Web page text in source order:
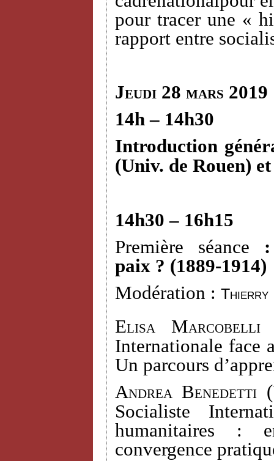
pour tracer une «
rapport entre
Jeudi 28 mars 2019
14h – 14h30
Introduction
(Univ. de Rouen)
14h30 – 16h15
Première séance
paix ? (1889-1914)
Modération : Thierry
Elisa Marcobelli
Internationale face
Un parcours
Andrea Benedetti (
Socialiste
humanitaires :
convergence